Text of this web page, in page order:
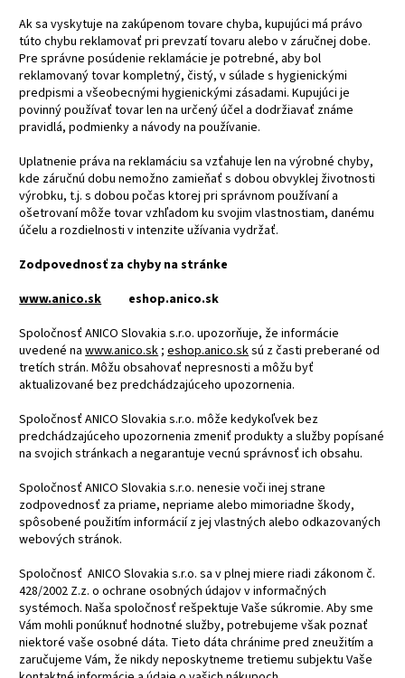
Ak sa vyskytuje na zakúpenom tovare chyba, kupujúci má právo
túto chybu reklamovať pri prevzatí tovaru alebo v záručnej dobe.
Pre správne posúdenie reklamácie je potrebné, aby bol
reklamovaný tovar kompletný, čistý, v súlade s hygienickými
predpismi a všeobecnými hygienickými zásadami. Kupujúci je
povinný používať tovar len na určený účel a dodržiavať známe
pravidlá, podmienky a návody na používanie.
Uplatnenie práva na reklamáciu sa vzťahuje len na výrobné chyby,
kde záručnú dobu nemožno zamieňať s dobou obvyklej životnosti
výrobku, t.j. s dobou počas ktorej pri správnom používaní a
ošetrovaní môže tovar vzhľadom ku svojim vlastnostiam, danému
účelu a rozdielnosti v intenzite užívania vydržať.
Zodpovednosť za chyby na stránke
www.anico.sk eshop.anico.sk
Spoločnosť ANICO Slovakia s.r.o. upozorňuje, že informácie
uvedené nawww.anico.sk ;eshop.anico.sksú z časti preberané od
tretích strán. Môžu obsahovať nepresnosti a môžu byť
aktualizované bez predchádzajúceho upozornenia.
Spoločnosť ANICO Slovakia s.r.o. môže kedykoľvek bez
predchádzajúceho upozornenia zmeniť produkty a služby popísané
na svojich stránkach a negarantuje vecnú správnosť ich obsahu.
Spoločnosť ANICO Slovakia s.r.o. nenesie voči inej strane
zodpovednosť za priame, nepriame alebo mimoriadne škody,
spôsobené použitím informácií z jej vlastných alebo odkazovaných
webových stránok.
Spoločnosť ANICO Slovakia s.r.o. sa v plnej miere riadi zákonom č.
428/2002 Z.z. o ochrane osobných údajov v informačných
systémoch. Naša spoločnosť rešpektuje Vaše súkromie. Aby sme
Vám mohli ponúknuť hodnotné služby, potrebujeme však poznať
niektoré vaše osobné dáta. Tieto dáta chránime pred zneužitím a
zaručujeme Vám, že nikdy neposkytneme tretiemu subjektu Vaše